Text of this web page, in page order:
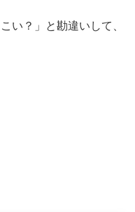
い？」と勘違いして、